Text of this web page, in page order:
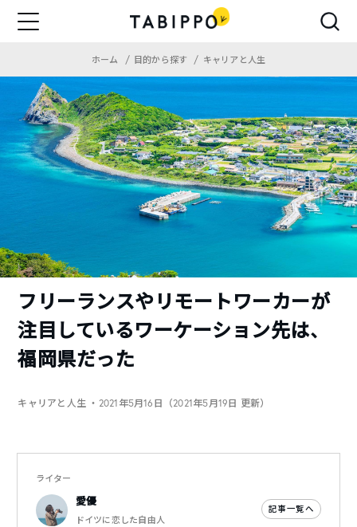
ホーム 目的から探す キャリアと人生
フリーランスやリモートワーカーが
注目しているワーケーション先は、
福岡県だった
キャリアと人生 ・2021年5月16日（2021年5月19日 更新）
ライター
愛優
ドイツに恋した自由人
記事一覧へ